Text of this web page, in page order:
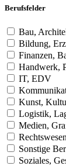
Berufsfelder
Bau,
Bildung,
Finanzen,
Handwerk,
IT, EDV
Kunst,
Logistik,
Medien,
Rechtswesen
Sonstige
Soziales,